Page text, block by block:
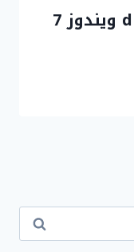
تحميل برنامج directx 9.0c ويندوز 7